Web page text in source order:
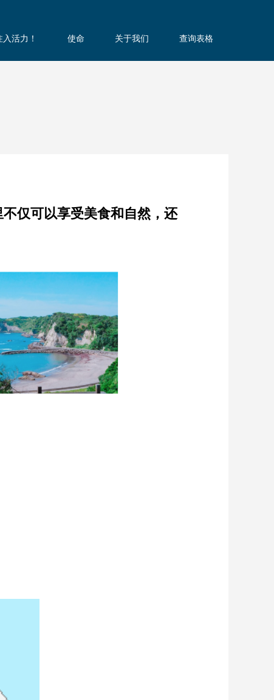
活力！ 使命 关于我们 查询表格
仅可以享受美食和自然，还